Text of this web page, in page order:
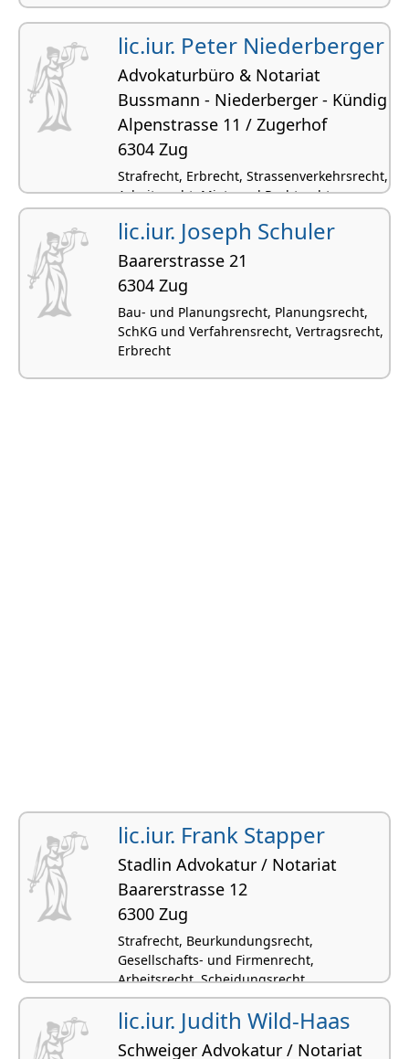
Beurkundungsrecht, Ehe- und
Konkubinatsrecht, Verwaltungsrecht
lic.iur. Peter Niederberger
Advokaturbüro & Notariat
Bussmann - Niederberger - Kündig
Alpenstrasse 11 / Zugerhof
6304 Zug
Strafrecht, Erbrecht, Strassenverkehrsrecht,
Arbeitsrecht, Miet- und Pachtrecht
lic.iur. Joseph Schuler
Baarerstrasse 21
6304 Zug
Bau- und Planungsrecht, Planungsrecht,
SchKG und Verfahrensrecht, Vertragsrecht,
Erbrecht
lic.iur. Frank Stapper
Stadlin Advokatur / Notariat
Baarerstrasse 12
6300 Zug
Strafrecht, Beurkundungsrecht,
Gesellschafts- und Firmenrecht,
Arbeitsrecht, Scheidungsrecht
lic.iur. Judith Wild-Haas
Schweiger Advokatur / Notariat